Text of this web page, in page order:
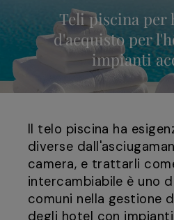
Teli piscina per
d'acquisto per
impianti
Il telo piscina ha
diverse
camera, e trattarli
intercambiabile è uno
comuni nella gestione
degli hotel con